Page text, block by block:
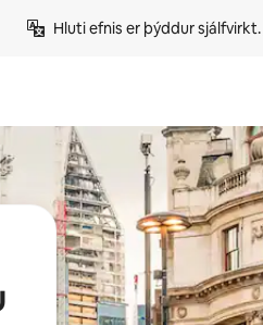
Hluti efnis er þýddur sjálfvirkt.